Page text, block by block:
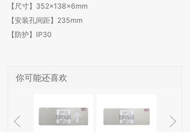
【尺寸】352×138×6mm
【安装孔间距】235mm
【防护】IP30
你可能还喜欢